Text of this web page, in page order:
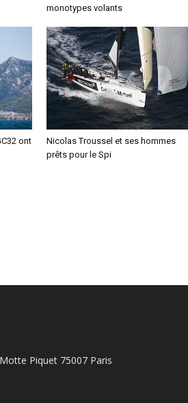
monotypes volants
ont
Nicolas Troussel et ses hommes
prêts pour le Spi
Piquet 75007 Paris